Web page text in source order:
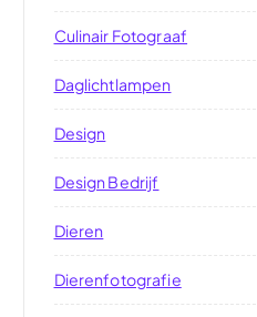
Culinair Fotograaf
Daglichtlampen
Design
Design Bedrijf
Dieren
Dierenfotografie